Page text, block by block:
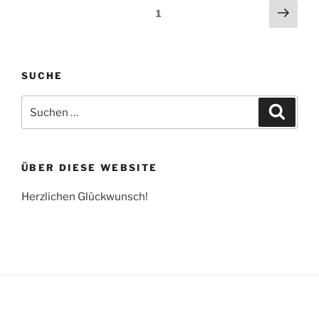
Seitennummerierung
Seite1
SUCHE
nach:
ÜBER DIESE WEBSITE
Herzlichen Glückwunsch!